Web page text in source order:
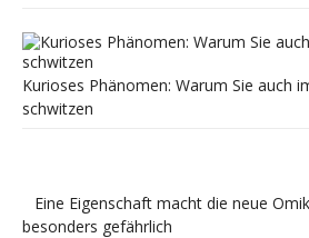
Kurioses Phänomen: Warum Sie auch
schwitzen
Eine Eigenschaft macht die neue
besonders gefährlich